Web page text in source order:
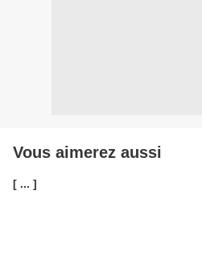
Vous aimerez aussi
[ ... ]